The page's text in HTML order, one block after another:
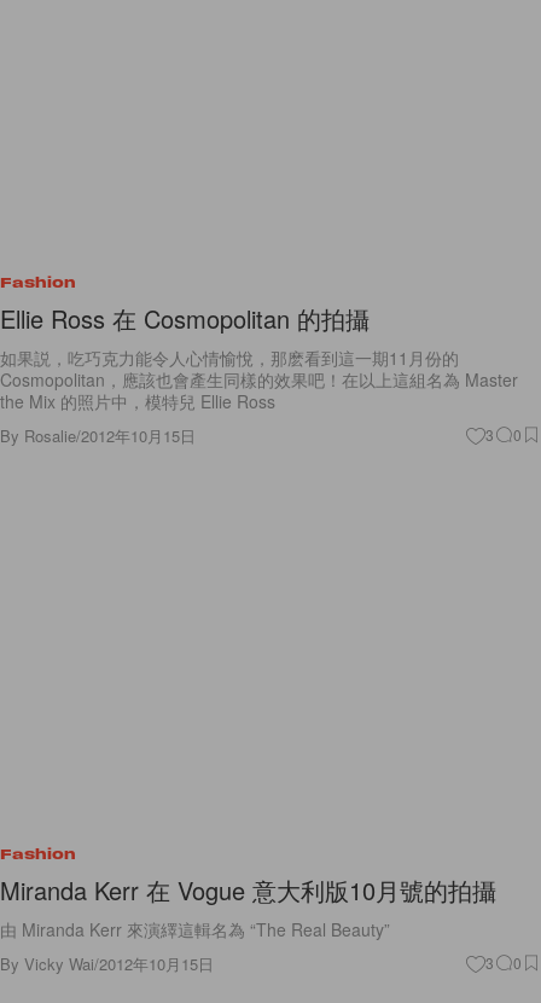
Fashion
Ellie Ross 在 Cosmopolitan 的拍攝
如果説，吃巧克力能令人心情愉悅，那麽看到這一期11月份的
Cosmopolitan，應該也會產生同樣的效果吧！在以上這組名為 Master
the Mix 的照片中，模特兒 Ellie Ross
By Rosalie/2012年10月15日 3 0
Fashion
Miranda Kerr 在 Vogue 意大利版10月號的拍攝
由 Miranda Kerr 來演繹這輯名為 “The Real Beauty”
By Vicky Wai/2012年10月15日 3 0